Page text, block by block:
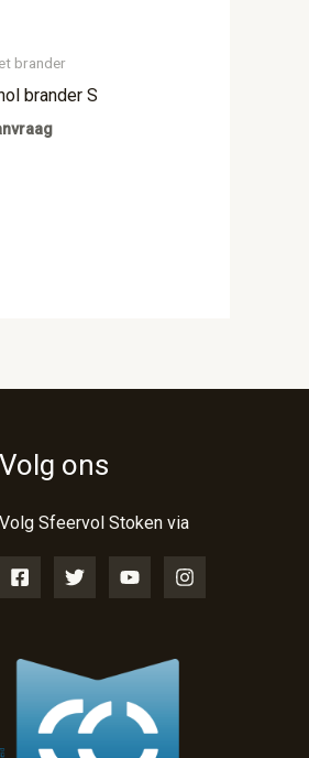
brander
brander S
Volg ons
Volg Sfeervol Stoken via